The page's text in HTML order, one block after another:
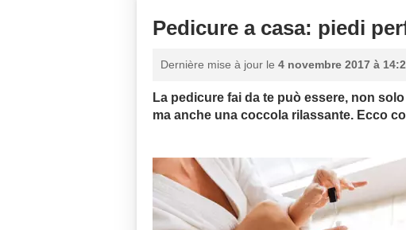
Pedicure a casa: piedi
Dernière mise à jour le 4 novembre 2017 à
La pedicure fai da te può essere, non
ma anche una coccola rilassante. Ecco